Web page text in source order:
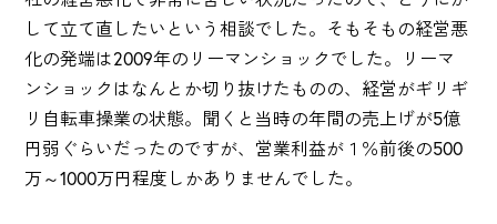
して立て直したいという相談でした。そもそもの経営悪
化の発端は2009年のリーマンショックでした。リーマ
ンショックはなんとか切り抜けたものの、経営がギリギ
リ自転車操業の状態。聞くと当時の年間の売上げが5億
円弱ぐらいだったのですが、営業利益が１％前後の500
万～1000万円程度しかありませんでした。